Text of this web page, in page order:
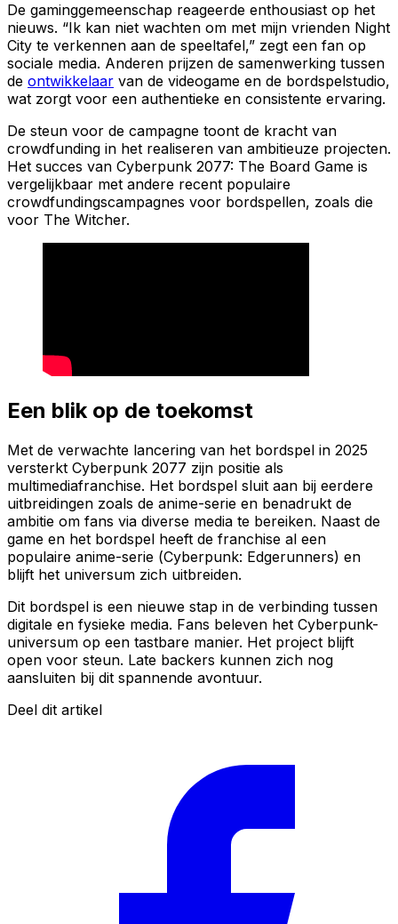
De gaminggemeenschap reageerde enthousiast op het
nieuws. “Ik kan niet wachten om met mijn vrienden Night
City te verkennen aan de speeltafel,” zegt een fan op
sociale media. Anderen prijzen de samenwerking tussen
de ontwikkelaar van de videogame en de bordspelstudio,
wat zorgt voor een authentieke en consistente ervaring.
De steun voor de campagne toont de kracht van
crowdfunding in het realiseren van ambitieuze projecten.
Het succes van Cyberpunk 2077: The Board Game is
vergelijkbaar met andere recent populaire
crowdfundingscampagnes voor bordspellen, zoals die
voor The Witcher.
Een blik op de toekomst
Met de verwachte lancering van het bordspel in 2025
versterkt Cyberpunk 2077 zijn positie als
multimediafranchise. Het bordspel sluit aan bij eerdere
uitbreidingen zoals de anime-serie en benadrukt de
ambitie om fans via diverse media te bereiken. Naast de
game en het bordspel heeft de franchise al een
populaire anime-serie (Cyberpunk: Edgerunners) en
blijft het universum zich uitbreiden.
Dit bordspel is een nieuwe stap in de verbinding tussen
digitale en fysieke media. Fans beleven het Cyberpunk-
universum op een tastbare manier. Het project blijft
open voor steun. Late backers kunnen zich nog
aansluiten bij dit spannende avontuur.
Deel dit artikel